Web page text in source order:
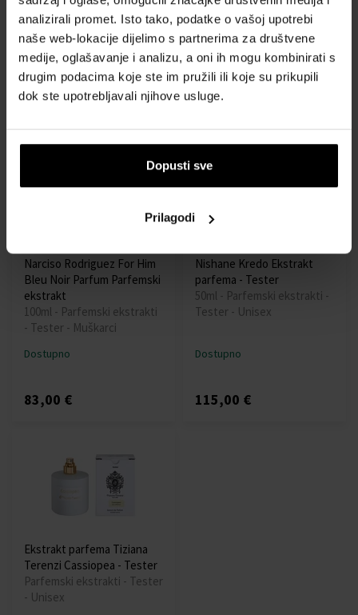
analizirali promet. Isto tako, podatke o vašoj upotrebi
naše web-lokacije dijelimo s partnerima za društvene
medije, oglašavanje i analizu, a oni ih mogu kombinirati s
drugim podacima koje ste im pružili ili koje su prikupili
dok ste upotrebljavali njihove usluge.
Dopusti sve
Prilagodi
Terenzi Ursa - Tester
100ml - Parfemski ekstrakti
- Tester - Unisex
Dostupno
Noir Absolu Parfemska voda
Od 50ml - do 100ml
Narciso Rodriguez For Him
Bleu Noir Parfum Parfemski
ekstrakt
100ml - Parfemski ekstrakti
- Tester - Muškarci
Dostupno
83,00 €
Nishane Kredo Ekstrakt
parfema - Tester
50ml - Parfemski ekstrakti -
Tester - Unisex
Dostupno
115,00 €
Ekstrakt parfema Tiziana
Terenzi Cassiopea - Tester
Parfemski ekstrakti - Tester
- Unisex